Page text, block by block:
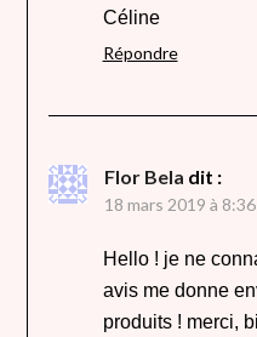
Céline
Répondre
Flor Bela dit :
18 mars 2019 à
Hello ! je ne
avis me donne
produits ! merci,